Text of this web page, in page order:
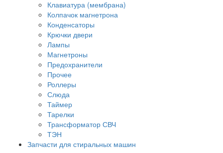
Клавиатура (мембрана)
Колпачок магнетрона
Конденсаторы
Крючки двери
Лампы
Магнетроны
Предохранители
Прочее
Роллеры
Слюда
Таймер
Тарелки
Трансформатор СВЧ
ТЭН
Запчасти для стиральных машин